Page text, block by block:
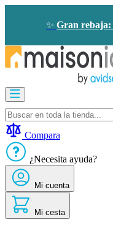
✨ Gran rebaja:
Audioporteros
y
videoporteros
-
ahorro
de
energía
Seguridad
Confort
Compara
¿Necesita ayuda?
Mi cuenta
Mi cesta